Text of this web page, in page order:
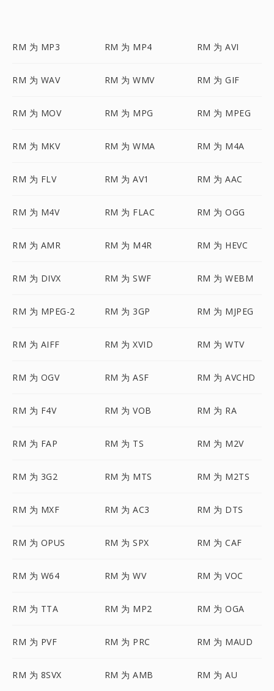
RM 为 MP3 RM 为 MP4 RM 为 AVI
RM 为 WAV RM 为 WMV RM 为 GIF
RM 为 MOV RM 为 MPG RM 为 MPEG
RM 为 MKV RM 为 WMA RM 为 M4A
RM 为 FLV RM 为 AV1 RM 为 AAC
RM 为 M4V RM 为 FLAC RM 为 OGG
RM 为 AMR RM 为 M4R RM 为 HEVC
RM 为 DIVX RM 为 SWF RM 为 WEBM
RM 为 MPEG-2 RM 为 3GP RM 为 MJPEG
RM 为 AIFF RM 为 XVID RM 为 WTV
RM 为 OGV RM 为 ASF RM 为 AVCHD
RM 为 F4V RM 为 VOB RM 为 RA
RM 为 FAP RM 为 TS RM 为 M2V
RM 为 3G2 RM 为 MTS RM 为 M2TS
RM 为 MXF RM 为 AC3 RM 为 DTS
RM 为 OPUS RM 为 SPX RM 为 CAF
RM 为 W64 RM 为 WV RM 为 VOC
RM 为 TTA RM 为 MP2 RM 为 OGA
RM 为 PVF RM 为 PRC RM 为 MAUD
RM 为 8SVX RM 为 AMB RM 为 AU